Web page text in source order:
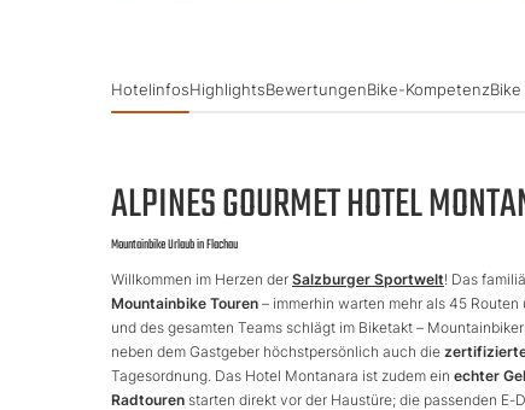
HotelinfosHighlightsBewertungenBike-KompetenzBike
ALPINES GOURMET HOTEL
Mountainbike Urlaub in Flachau
Willkommen im Herzen der Salzburger Sportwelt! Das
Mountainbike Touren – immerhin warten mehr als 45
und des gesamten Teams schlägt im Biketakt –
neben dem Gastgeber höchstpersönlich auch die
Tagesordnung. Das Hotel Montanara ist zudem ein echter
Radtouren starten direkt vor der Haustüre; die passenden